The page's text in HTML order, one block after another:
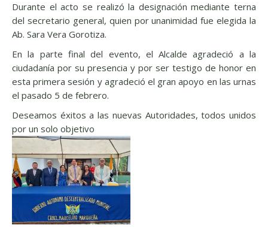
Durante el acto se realizó la designación mediante terna
del secretario general, quien por unanimidad fue elegida la
Ab. Sara Vera Gorotiza.
En la parte final del evento, el Alcalde agradeció a la
ciudadanía por su presencia y por ser testigo de honor en
esta primera sesión y agradeció el gran apoyo en las urnas
el pasado 5 de febrero.
Deseamos éxitos a las nuevas Autoridades, todos unidos
por un solo objetivo